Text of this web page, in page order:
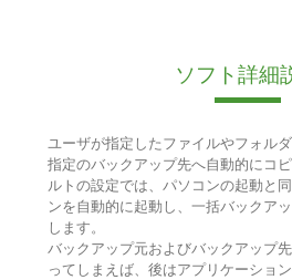
ソフト詳細
ユーザが指定したファイルやフォル
指定のバックアップ先へ自動的にコ
ルトの設定では、パソコンの起動と
ンを自動的に起動し、一括バックア
します。
バックアップ元およびバックアップ
ってしまえば、後はアプリケーショ